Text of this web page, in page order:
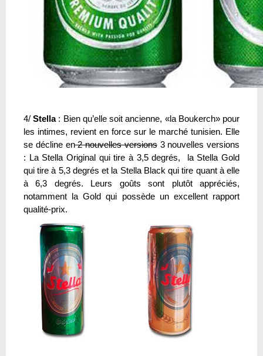
4/Stella: Bien qu’elle soit ancienne, «la Boukerch» pour
les intimes, revient en force sur le marché tunisien. Elle
se décline en2 nouvelles versions3 nouvelles versions
: La Stella Original qui tire à 3,5 degrés, la Stella Gold
qui tire à 5,3 degrés et la Stella Black qui tire quant à elle
à 6,3 degrés. Leurs goûts sont plutôt appréciés,
notamment la Gold qui possède un excellent rapport
qualité-prix.